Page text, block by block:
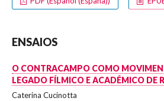
ENSAIOS
O CONTRACAMPO COMO
LEGADO FÍLMICO E ACADÉMICO DE
Caterina Cucinotta